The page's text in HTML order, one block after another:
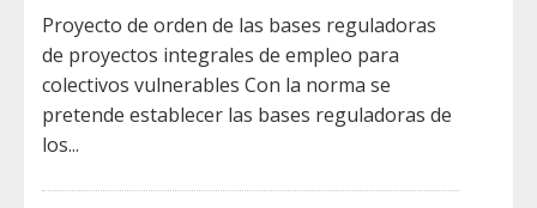
Proyecto de orden de las bases reguladoras
de proyectos integrales de empleo para
colectivos vulnerables Con la norma se
pretende establecer las bases reguladoras de
los...